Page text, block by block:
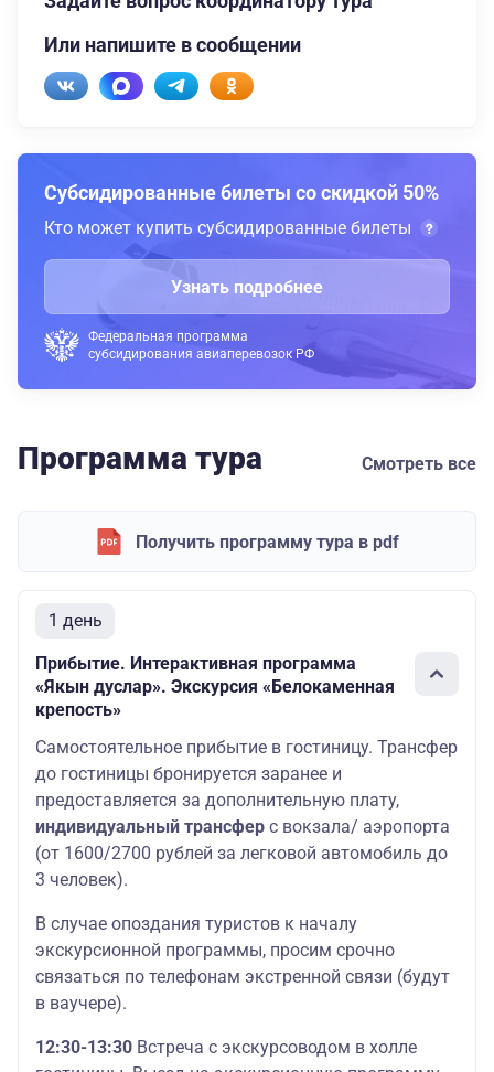
Или напишите в сообщении
Субсидированные билеты со скидкой 50%
Кто может купить субсидированные билеты
Узнать подробнее
Федеральная программа
субсидирования авиаперевозок РФ
Программа тура Смотреть все
Получить программу тура в pdf
1 день
Прибытие. Интерактивная программа
«Якын дуслар». Экскурсия «Белокаменная
крепость»
Самостоятельное прибытие в гостиницу. Трансфер
до гостиницы бронируется заранее и
предоставляется за дополнительную плату,
индивидуальный трансфер с вокзала/ аэропорта
(от 1600/2700 рублей за легковой автомобиль до
3 человек).
В случае опоздания туристов к началу
экскурсионной программы, просим срочно
связаться по телефонам экстренной связи (будут
в ваучере).
12:30-13:30 Встреча с экскурсоводом в холле